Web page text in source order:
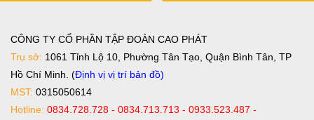
CÔNG TY CỔ PHẦN TẬP ĐOÀN CAO PHÁT
Trụ sở: 1061 Tỉnh Lộ 10, Phường Tân Tạo, Quận Bình Tân, TP
Hồ Chí Minh. (Định vị vị trí bản đồ)
MST: 0315050614
Hotline: 0834.728.728 - 0834.713.713 - 0933.523.487 -